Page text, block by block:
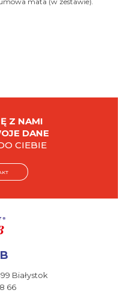
Z NAMI
DANE
CIEBIE
Białystok
66